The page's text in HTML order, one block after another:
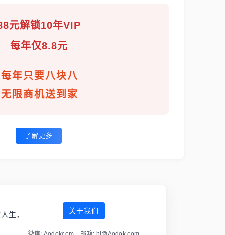
元解锁10年VIP
每年仅8.8元
每年只要八块八
无限商机送到家
了解更多
生，
关于我们